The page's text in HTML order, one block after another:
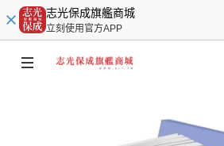
志光保成旗艦商城
立刻使用官方APP